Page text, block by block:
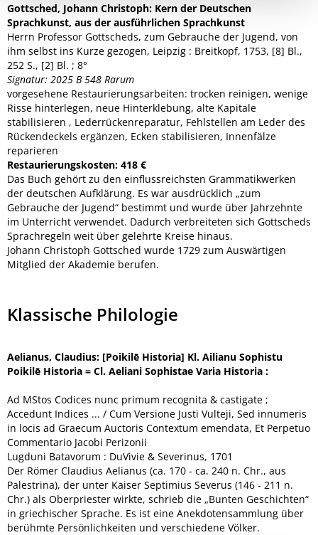
Gottsched, Johann Christoph: Kern der Deutschen
Sprachkunst, aus der ausführlichen Sprachkunst
Herrn Professor Gottscheds, zum Gebrauche der Jugend, von
ihm selbst ins Kurze gezogen, Leipzig : Breitkopf, 1753, [8] Bl.,
252 S., [2] Bl. ; 8°
Signatur: 2025 B 548 Rarum
vorgesehene Restaurierungsarbeiten: trocken reinigen, wenige
Risse hinterlegen, neue Hinterklebung, alte Kapitale
stabilisieren , Lederrückenreparatur, Fehlstellen am Leder des
Rückendeckels ergänzen, Ecken stabilisieren, Innenfälze
reparieren
Restaurierungskosten: 418 €
Das Buch gehört zu den einflussreichsten Grammatikwerken
der deutschen Aufklärung. Es war ausdrücklich „zum
Gebrauche der Jugend“ bestimmt und wurde über Jahrzehnte
im Unterricht verwendet. Dadurch verbreiteten sich Gottscheds
Sprachregeln weit über gelehrte Kreise hinaus.
Johann Christoph Gottsched wurde 1729 zum Auswärtigen
Mitglied der Akademie berufen.
Klassische Philologie
Aelianus, Claudius: [Poikilē Historia] Kl. Ailianu Sophistu
Poikilē Historia = Cl. Aeliani Sophistae Varia Historia :
Ad MStos Codices nunc primum recognita & castigate ;
Accedunt Indices ... / Cum Versione Justi Vulteji, Sed innumeris
in locis ad Graecum Auctoris Contextum emendata, Et Perpetuo
Commentario Jacobi Perizonii
Lugduni Batavorum : DuVivie & Severinus, 1701
Der Römer Claudius Aelianus (ca. 170 - ca. 240 n. Chr., aus
Palestrina), der unter Kaiser Septimius Severus (146 - 211 n.
Chr.) als Oberpriester wirkte, schrieb die „Bunten Geschichten“
in griechischer Sprache. Es ist eine Anekdotensammlung über
berühmte Persönlichkeiten und verschiedene Völker.